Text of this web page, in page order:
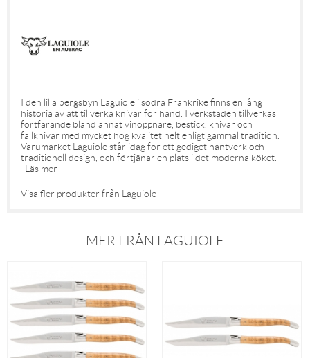
I den lilla bergsbyn Laguiole i södra Frankrike finns en lång
historia av att tillverka knivar för hand. I verkstaden tillverkas
fortfarande bland annat vinöppnare, bestick, knivar och
fällknivar med mycket hög kvalitet helt enligt gammal tradition.
Varumärket Laguiole står idag för ett gediget hantverk och
traditionell design, och förtjänar en plats i det moderna köket.
Läs mer
Visa fler produkter från Laguiole
MER FRÅN LAGUIOLE